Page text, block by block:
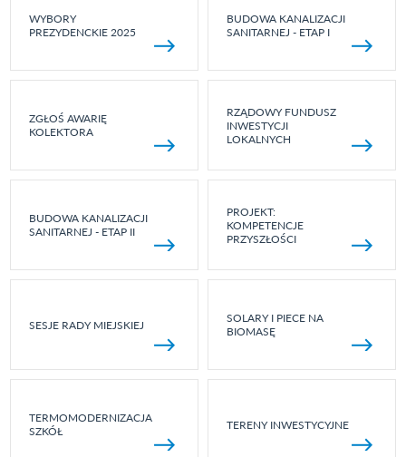
WYBORY
PREZYDENCKIE 2025
BUDOWA KANALIZACJI
SANITARNEJ - ETAP I
ZGŁOŚ AWARIĘ
KOLEKTORA
RZĄDOWY FUNDUSZ
INWESTYCJI
LOKALNYCH
BUDOWA KANALIZACJI
SANITARNEJ - ETAP II
PROJEKT:
KOMPETENCJE
PRZYSZŁOŚCI
SESJE RADY MIEJSKIEJ
SOLARY I PIECE NA
BIOMASĘ
TERMOMODERNIZACJA
SZKÓŁ
TERENY INWESTYCYJNE